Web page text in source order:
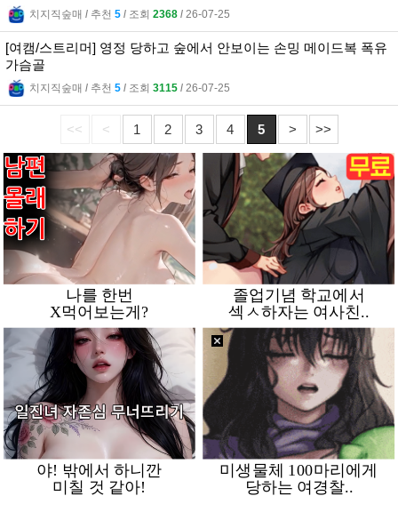
치지직숲매 l 추천 5 l 조회 2368 l 26-07-25
[여캠/스트리머] 영정 당하고 숲에서 안보이는 손밍 메이드복 폭유
가슴골
치지직숲매 l 추천 5 l 조회 3115 l 26-07-25
<< < 1 2 3 4 5 > >>